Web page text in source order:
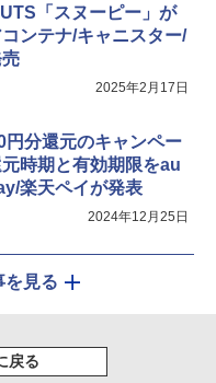
ターオーブン ヘルシオ
ック 30L 2段調理 コンベ
ト機能
「スヌーピー」が
ンテナ/キャニスター/
2025年2月17日
分還元のキャンペー
時期と有効期限をau
楽天ペイが発表
2024年12月25日
を見る
戻る